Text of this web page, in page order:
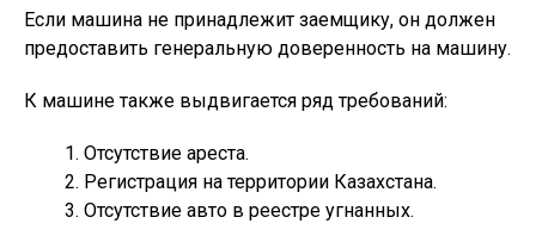
Если машина не принадлежит заемщику, он должен
предоставить генеральную доверенность на машину.
К машине также выдвигается ряд требований:
Отсутствие ареста.
Регистрация на территории Казахстана.
Отсутствие авто в реестре угнанных.